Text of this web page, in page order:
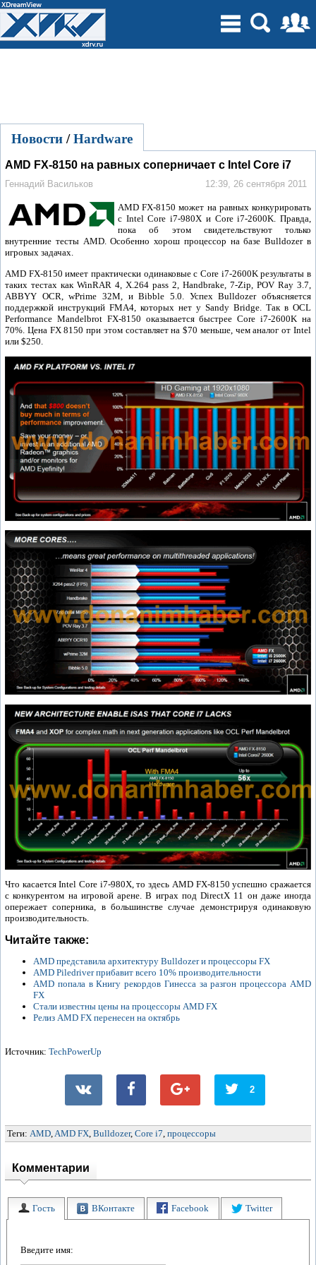
Новости /Hardware
AMD FX-8150 на равных соперничает с Intel Core i7
Геннадий Васильков 12:39, 26 сентября 2011
AMD FX-8150 может на равных конкурировать
с Intel Core i7-980X и Core i7-2600K. Правда,
пока об этом свидетельствуют только
внутренние тесты AMD. Особенно хорош процессор на базе Bulldozer в
игровых задачах.
AMD FX-8150 имеет практически одинаковые с Core i7-2600K результаты в
таких тестах как WinRAR 4, X.264 pass 2, Handbrake, 7-Zip, POV Ray 3.7,
ABBYY OCR, wPrime 32M, и Bibble 5.0. Успех Bulldozer объясняется
поддержкой инструкций FMA4, которых нет у Sandy Bridge. Так в OCL
Performance Mandelbrot FX-8150 оказывается быстрее Core i7-2600K на
70%. Цена FX 8150 при этом составляет на $70 меньше, чем аналог от Intel
или $250.
Что касается Intel Core i7-980X, то здесь AMD FX-8150 успешно сражается
с конкурентом на игровой арене. В играх под DirectX 11 он даже иногда
опережает соперника, в большинстве случае демонстрируя одинаковую
производительность.
Читайте также:
AMD представила архитектуру Bulldozer и процессоры FX
AMD Piledriver прибавит всего 10% производительности
AMD попала в Книгу рекордов Гинесса за разгон процессора AMD
FX
Стали известны цены на процессоры AMD FX
Релиз AMD FX перенесен на октябрь
Источник: TechPowerUp
2
Теги: AMD,AMD FX, Bulldozer, Core i7, процессоры
Комментарии
Гость ВКонтакте Facebook Twitter
Введите имя: